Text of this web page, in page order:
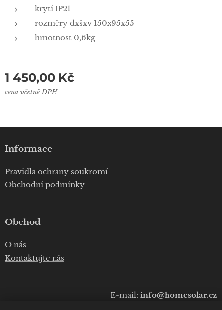
krytí IP21
rozměry dxšxv 150x95x55
hmotnost 0,6kg
1 450,00 Kč
cena včetně DPH
Informace
Pravidla ochrany soukromí
Obchodní podmínky
Obchod
O nás
Kontaktujte nás
E-mail: info@homesolar.cz